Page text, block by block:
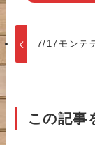
7/17モンテ
この記事